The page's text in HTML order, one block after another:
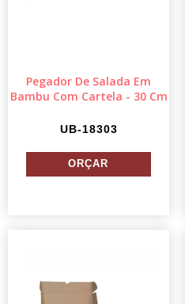
Pegador De Salada Em
Bambu Com Cartela - 30 Cm
UB-18303